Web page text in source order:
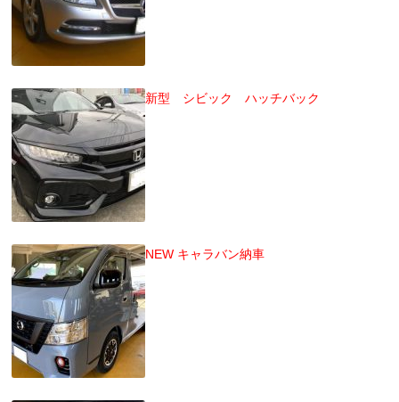
新型 シビック ハッチバック
NEW キャラバン納車